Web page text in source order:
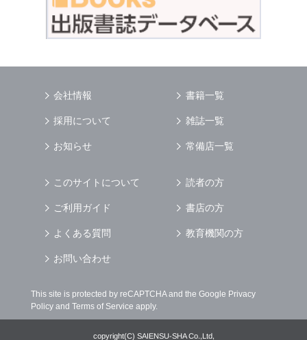
会社情報
採用について
お知らせ
書籍一覧
雑誌一覧
常備店一覧
このサイトについて
ご利用ガイド
よくある質問
お問い合わせ
読者の方
書店の方
教育機関の方
This site is protected by reCAPTCHA and the Google Privacy
Policyand Terms of Service apply.
copyright(C) SAIENSU-SHA Co.,Ltd,